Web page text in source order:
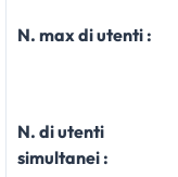
N. max di utenti :
N. di utenti
simultanei :